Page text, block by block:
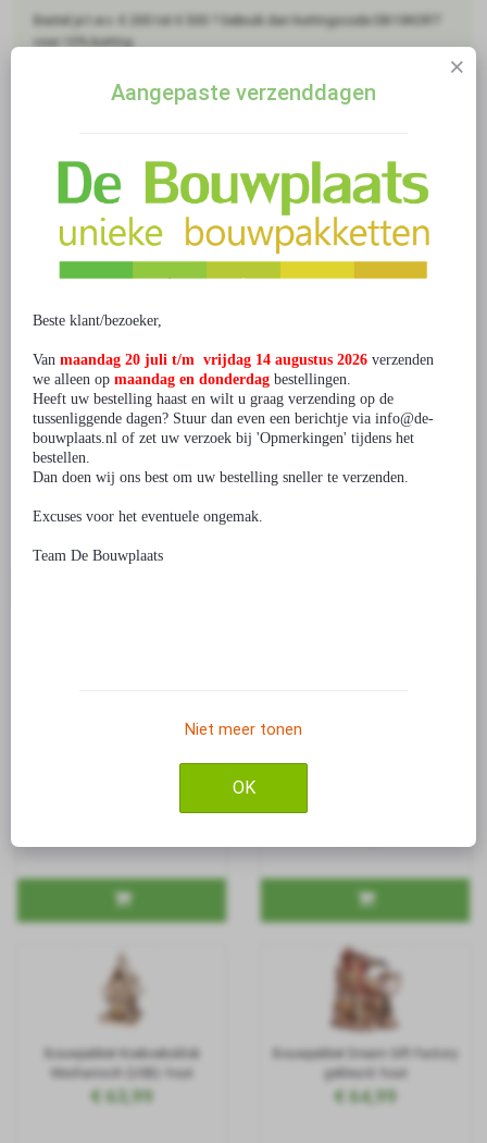
Bestel je t.w.v. € 200 tot € 500 ? Gebruik dan kortingscode DB10KORT
voor 10% korting
DB12.5KORT voor 12.5% korting
Bestel je t.w.v. € 1.000 tot € 2.000 ? Gebruik dan kortingscode
0 beoordeling(en)/Geef beoordeling
Bouwpakket Ouderwetse Klok
met Klepel-slingeruurwerk
Bouwpakket Wekker- Alarmklok
€ 14,99
Mechanisch (USB) gekleurd-
Bouwpakket Koekoeksklok
Mechanisch (USB)- hout
€ 63,99
Bouwpakket Dream Gift Factory
gekleurd- hout
€ 64,99
Aangepaste verzenddagen
Beste klant/bezoeker,
Van maandag 20 juli t/m vrijdag 14 augustus 2026 verzenden
we alleen opmaandag en donderdagbestellingen.
Heeft uw bestelling haast en wilt u graag verzending op de
tussenliggende dagen? Stuur dan even een berichtje via info@de-
bouwplaats.nl of zet uw verzoek bij 'Opmerkingen' tijdens het
bestellen.
Dan doen wij ons best om uw bestelling sneller te verzenden.
Excuses voor het eventuele ongemak.
Team De Bouwplaats
Niet meer tonen
OK